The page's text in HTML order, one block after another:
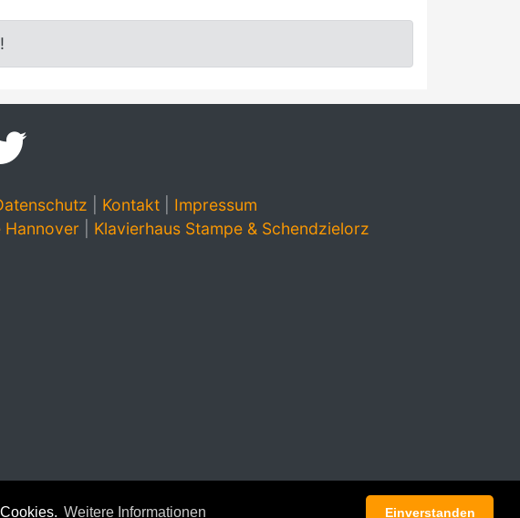
Weitere Informationen Einverstanden
!
Kontakt| Impressum
Hannover Klavierhaus Stampe & Schendzielorz